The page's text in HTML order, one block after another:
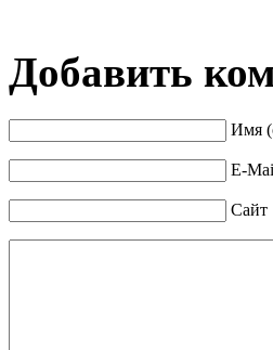
Добавить
Имя
E-
Сайт